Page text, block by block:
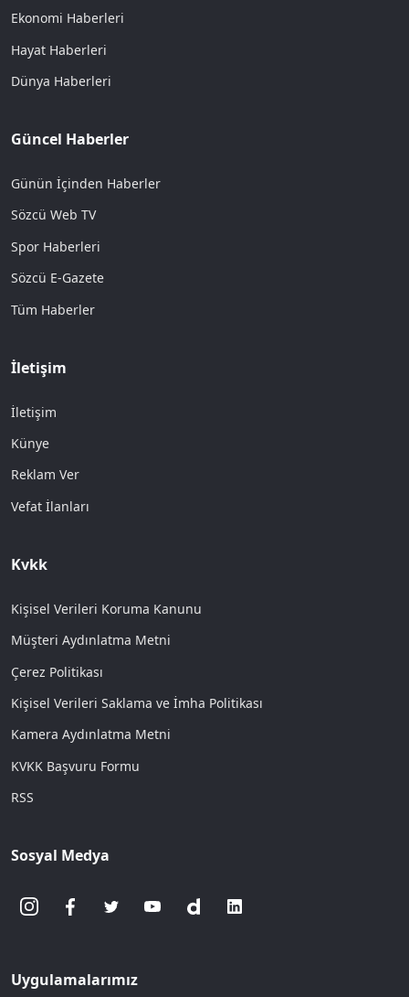
Ekonomi Haberleri
Hayat Haberleri
Dünya Haberleri
Güncel Haberler
Günün İçinden Haberler
Sözcü Web TV
Spor Haberleri
Sözcü E-Gazete
Tüm Haberler
İletişim
İletişim
Künye
Reklam Ver
Vefat İlanları
Kvkk
Kişisel Verileri Koruma Kanunu
Müşteri Aydınlatma Metni
Çerez Politikası
Kişisel Verileri Saklama ve İmha Politikası
Kamera Aydınlatma Metni
KVKK Başvuru Formu
RSS
Sosyal Medya
Uygulamalarımız